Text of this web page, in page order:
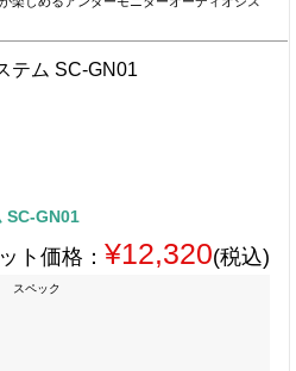
SC-GN01
ト価格： ¥12,320(税込)
スペック